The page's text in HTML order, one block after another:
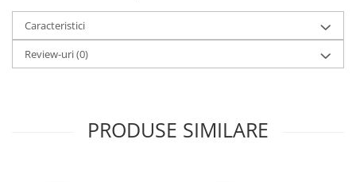
Caracteristici
Review-uri(0)
PRODUSE SIMILARE